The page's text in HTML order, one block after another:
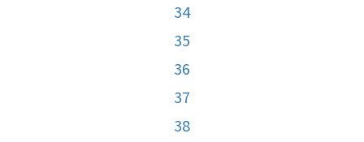
34
35
36
37
38